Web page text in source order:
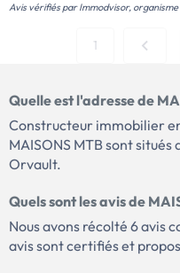
Avis vérifiés par Immodvisor,
1
Quelle est l'adresse de
Constructeur immobilier
MAISONS MTB sont situés
Orvault.
Quels sont les avis de
Nous avons récolté 6 avis
avis sont certifiés et